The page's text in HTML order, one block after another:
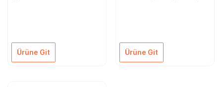
Ürüne Git Ürüne Git